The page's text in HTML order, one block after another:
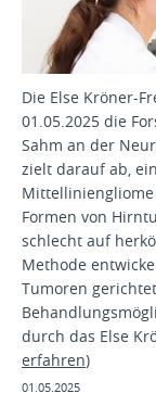
Die Else Kröner-
01.05.2025 die
Sahm an der
zielt darauf ab,
Mittelliniengliome
Formen von
schlecht auf
Methode
Tumoren
durch das Else
erfahren)
01.05.2025